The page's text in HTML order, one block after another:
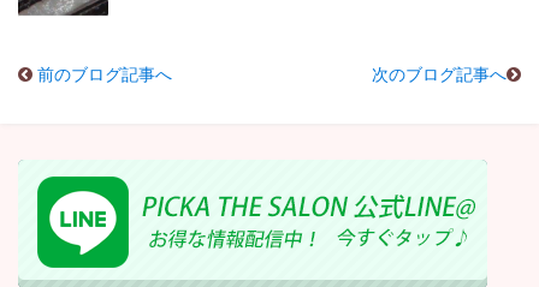
前のブログ記事へ 次のブログ記事へ